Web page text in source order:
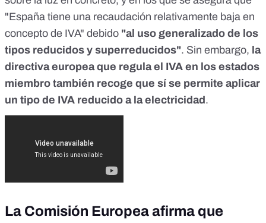
"España tiene una recaudación relativamente baja en
concepto de IVA" debido "al uso generalizado de los
tipos reducidos y superreducidos". Sin embargo, la
directiva europea que regula el IVA en los estados
miembro también recoge que sí se permite aplicar
un tipo de IVA reducido a la electricidad .
La Comisión Europea afirma que